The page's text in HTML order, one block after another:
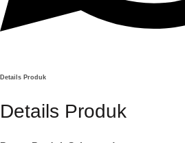
Details Produk
Details Produk